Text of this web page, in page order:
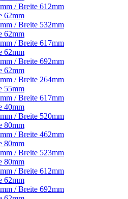
/ Breite 612mm
62mm
/ Breite 532mm
62mm
/ Breite 617mm
62mm
/ Breite 692mm
62mm
/ Breite 264mm
55mm
/ Breite 617mm
40mm
/ Breite 520mm
80mm
/ Breite 462mm
80mm
/ Breite 523mm
80mm
/ Breite 612mm
62mm
/ Breite 692mm